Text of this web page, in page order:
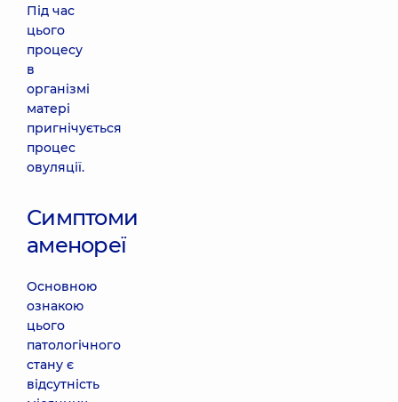
Під час
цього
процесу
в
організмі
матері
пригнічується
процес
овуляції.
Симптоми
аменореї
Основною
ознакою
цього
патологічного
стану є
відсутність